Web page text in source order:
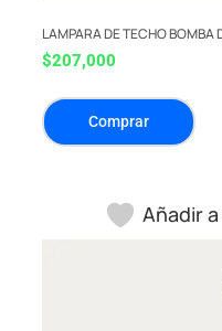
LAMPARA DE TECHO BOMBA
$207,000
Comprar
Añadir